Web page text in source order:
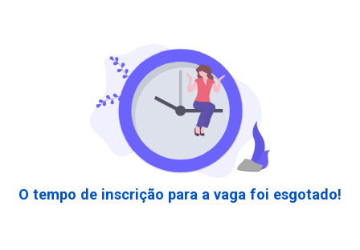
O tempo de inscrição para a vaga foi esgotado!